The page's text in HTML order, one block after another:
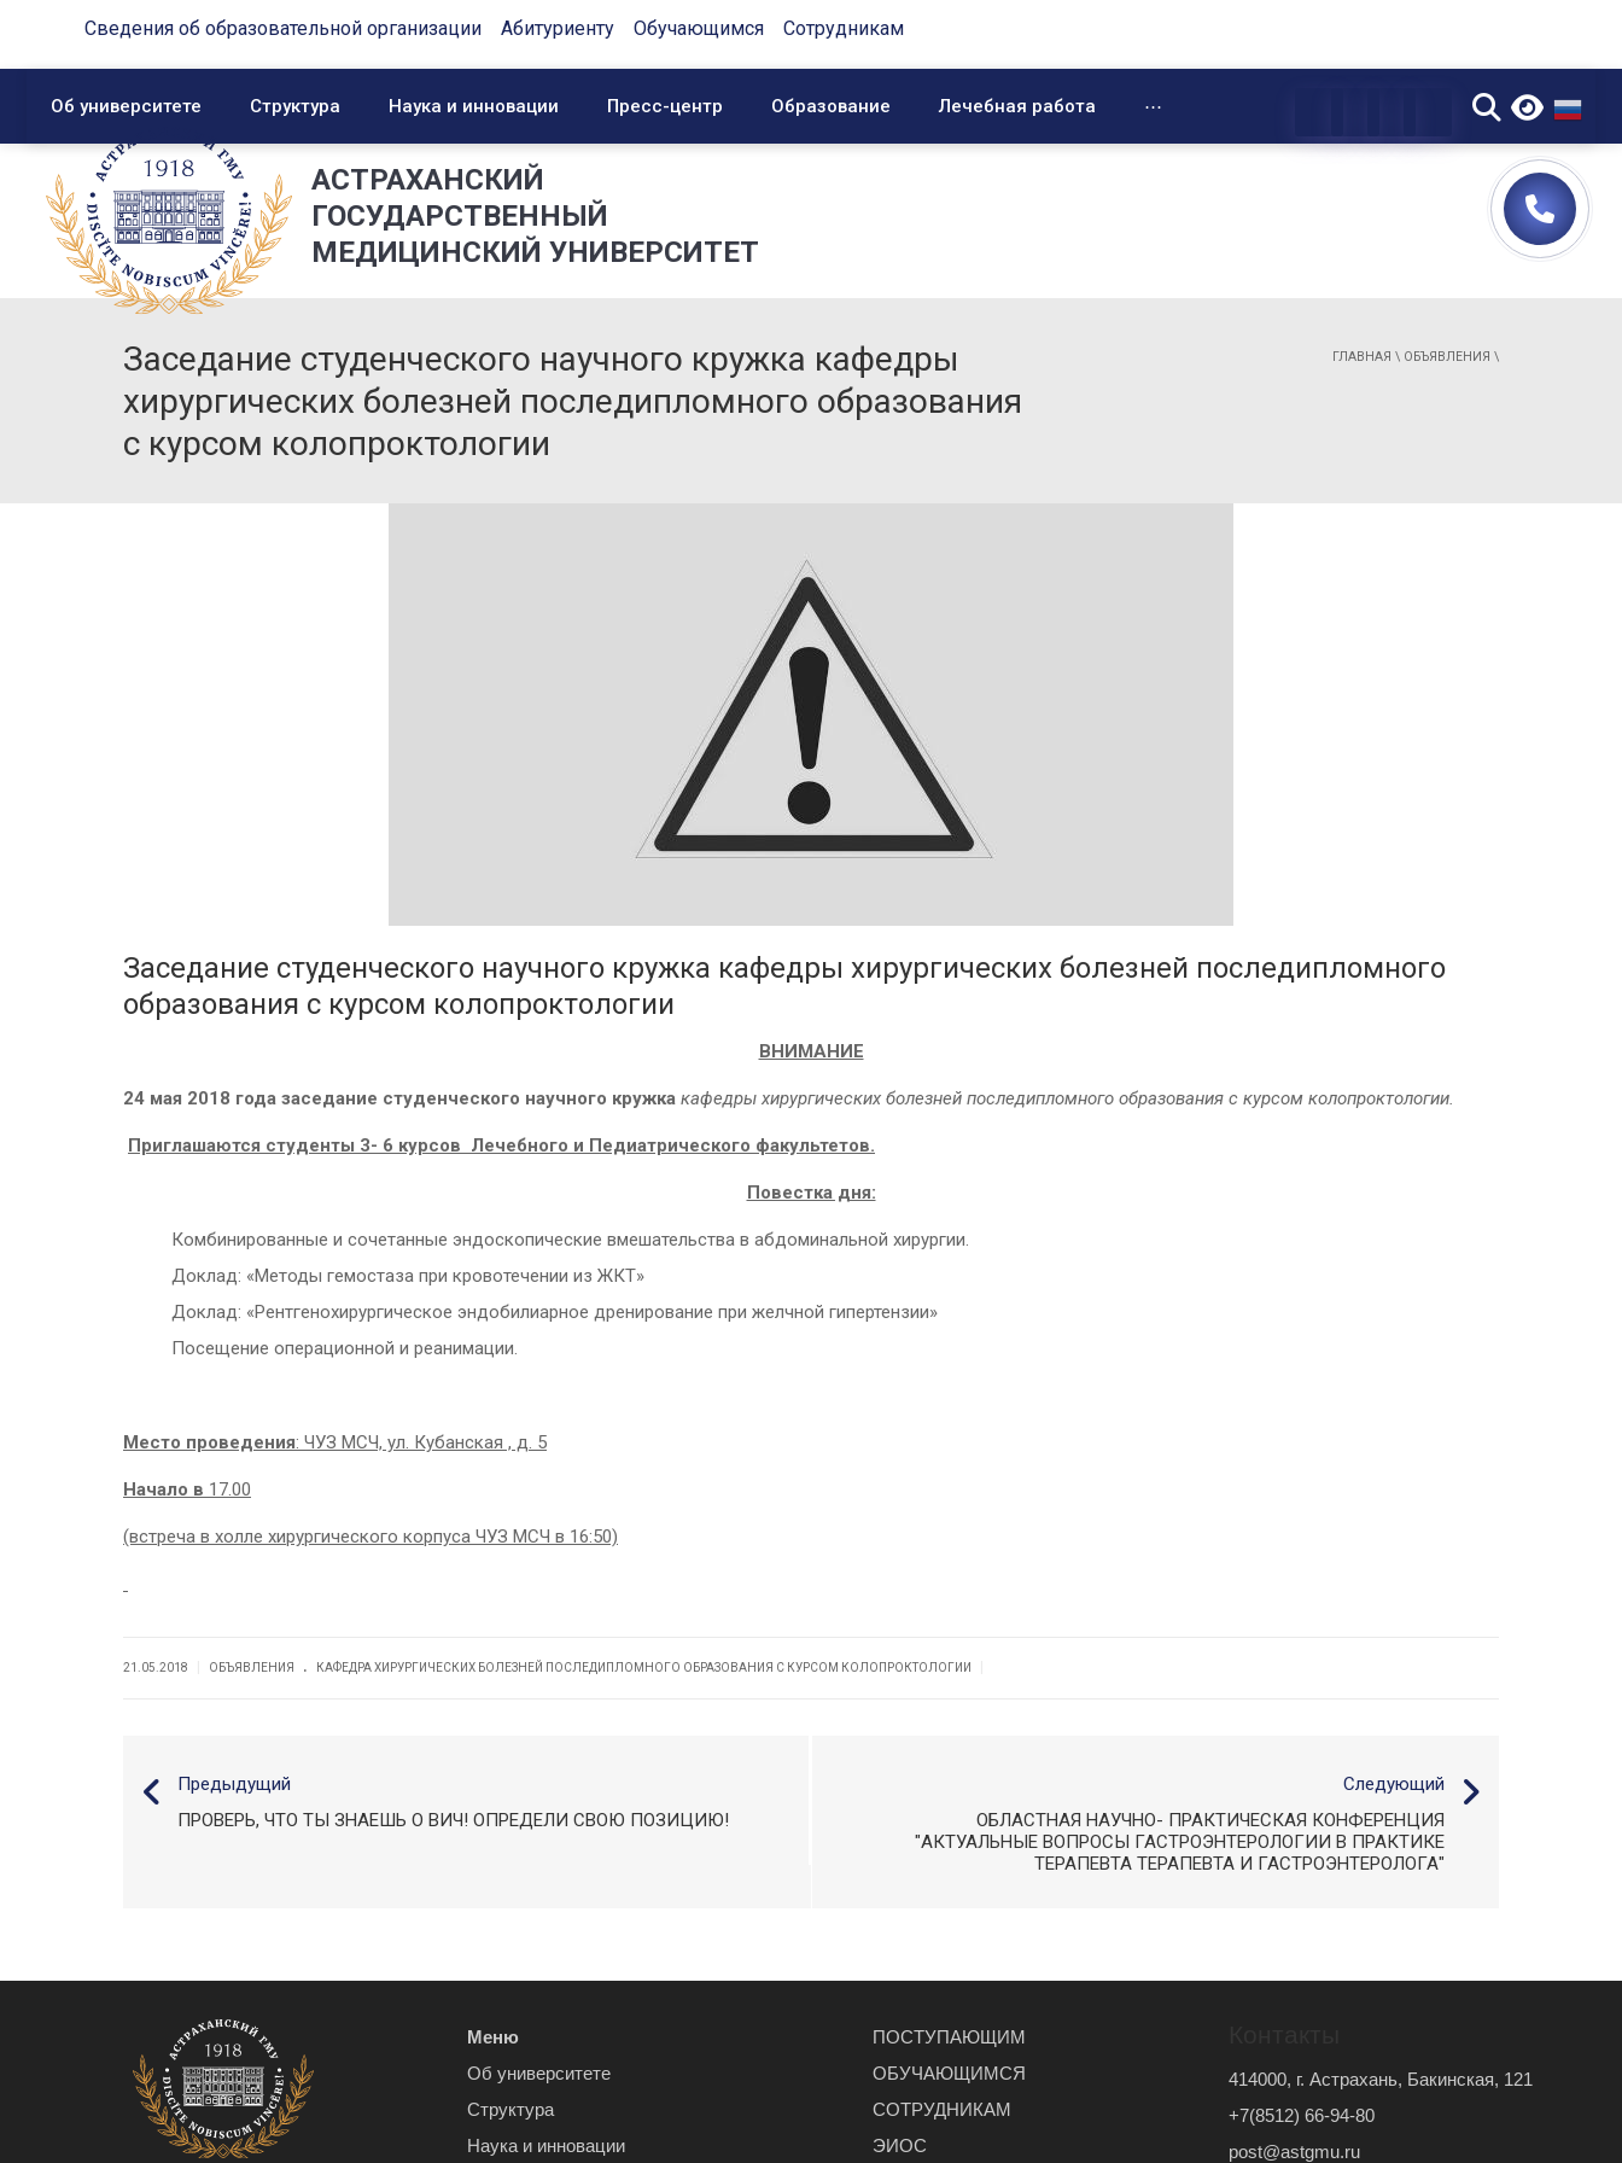
Сведения об образовательной организации Абитуриенту Обучающимся Сотрудникам
Об университете Структура Наука и инновации Пресс-центр Образование Лечебная работа ⋯ ▼
АСТРАХАНСКИЙ
ГОСУДАРСТВЕННЫЙ
МЕДИЦИНСКИЙ УНИВЕРСИТЕТ
Заседание студенческого научного кружка кафедры
хирургических болезней последипломного образования
с курсом колопроктологии
ГЛАВНАЯ \ ОБЪЯВЛЕНИЯ \
Заседание студенческого научного кружка кафедры хирургических болезней последипломного
образования с курсом колопроктологии
ВНИМАНИЕ
24 мая 2018 года заседание студенческого научного кружка кафедры хирургических болезней последипломного образования с курсом колопроктологии.
Приглашаются студенты 3- 6 курсов Лечебного и Педиатрического факультетов.
Повестка дня:
Комбинированные и сочетанные эндоскопические вмешательства в абдоминальной хирургии.
Доклад: «Методы гемостаза при кровотечении из ЖКТ»
Доклад: «Рентгенохирургическое эндобилиарное дренирование при желчной гипертензии»
Посещение операционной и реанимации.
Место проведения: ЧУЗ МСЧ, ул. Кубанская , д. 5
Начало в 17.00
(встреча в холле хирургического корпуса ЧУЗ МСЧ в 16:50)
21.05.2018 ОБЪЯВЛЕНИЯ . КАФЕДРА ХИРУРГИЧЕСКИХ БОЛЕЗНЕЙ ПОСЛЕДИПЛОМНОГО ОБРАЗОВАНИЯ С КУРСОМ КОЛОПРОКТОЛОГИИ
Предыдущий
ПРОВЕРЬ, ЧТО ТЫ ЗНАЕШЬ О ВИЧ! ОПРЕДЕЛИ СВОЮ ПОЗИЦИЮ!
Следующий
ОБЛАСТНАЯ НАУЧНО- ПРАКТИЧЕСКАЯ КОНФЕРЕНЦИЯ
"АКТУАЛЬНЫЕ ВОПРОСЫ ГАСТРОЭНТЕРОЛОГИИ В ПРАКТИКЕ
ТЕРАПЕВТА ТЕРАПЕВТА И ГАСТРОЭНТЕРОЛОГА"
Меню
Об университете
Структура
Наука и инновации
ПОСТУПАЮЩИМ
ОБУЧАЮЩИМСЯ
СОТРУДНИКАМ
ЭИОС
414000, г. Астрахань, Бакинская, 121
+7(8512) 66-94-80
post@astgmu.ru